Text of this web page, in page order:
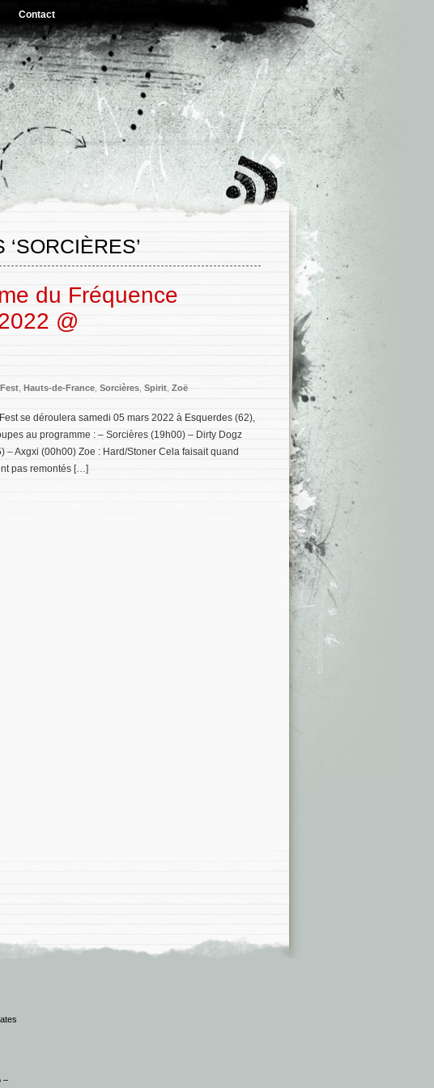
Contact
du Fréquence
@
Hauts-de-France Sorcières Spirit Zoë
se déroulera samedi 05 mars 2022 à Esquerdes (62),
au programme : – Sorcières (19h00) – Dirty Dogz
– Axgxi (00h00) Zoe : Hard/Stoner Cela faisait quand
pas remontés […]
–